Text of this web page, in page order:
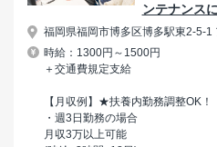
ンテナンス
福岡県福岡市博多区博多駅東2-5-1
時給：1300円～1500円
＋交通費規定支給
【月収例】★扶養内勤務調整OK！
・週3日勤務の場合
月収3万以上可能